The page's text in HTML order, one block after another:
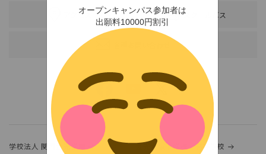
オープンキャンパス参加者は
出願料10000円割引
アクセス スクールバス
学校法人 関西金光学園 金光大阪中学校・高等学校